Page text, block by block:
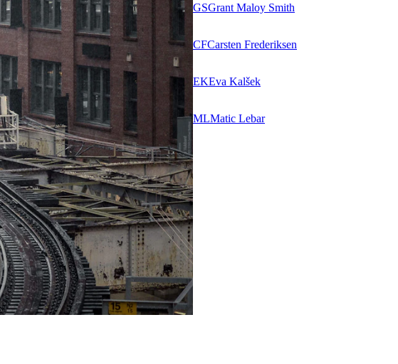
GSGrant Maloy Smith
CFCarsten Frederiksen
EKEva Kalšek
MLMatic Lebar